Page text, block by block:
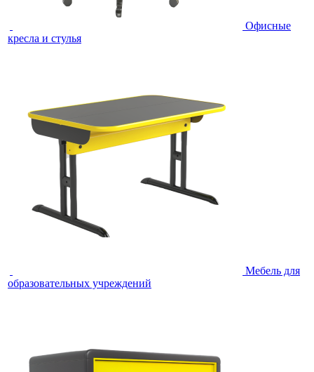
Офисные
кресла и стулья
Мебель для
образовательных учреждений